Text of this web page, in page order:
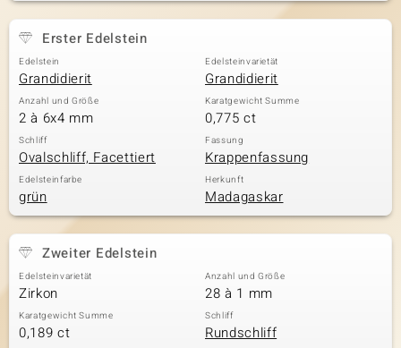
Erster Edelstein
Edelstein
Grandidierit
Edelsteinvarietät
Grandidierit
Anzahl und Größe
2 à 6x4 mm
Karatgewicht Summe
0,775 ct
Schliff
Ovalschliff, Facettiert
Fassung
Krappenfassung
Edelsteinfarbe
grün
Herkunft
Madagaskar
Zweiter Edelstein
Edelsteinvarietät
Zirkon
Anzahl und Größe
28 à 1 mm
Karatgewicht Summe
0,189 ct
Schliff
Rundschliff